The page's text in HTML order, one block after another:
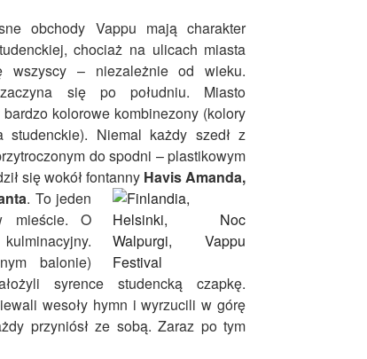
obchody Vappu mają charakter
chociaż na ulicach miasta
wszyscy – niezależnie od wieku.
się po południu. Miasto
kolorowe kombinezony (kolory
studenckie). Niemal każdy szedł z
do spodni – plastikowym
się wokół fontanny Havis Amanda,
. To jeden
mieście. O
balonie)
syrence studencką czapkę.
wesoły hymn i wyrzucili w górę
przyniósł ze sobą. Zaraz po tym